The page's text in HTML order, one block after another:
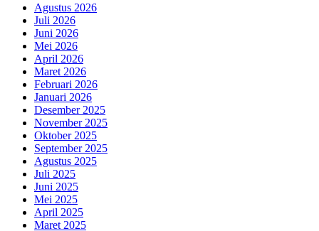
Agustus 2026
Juli 2026
Juni 2026
Mei 2026
April 2026
Maret 2026
Februari 2026
Januari 2026
Desember 2025
November 2025
Oktober 2025
September 2025
Agustus 2025
Juli 2025
Juni 2025
Mei 2025
April 2025
Maret 2025